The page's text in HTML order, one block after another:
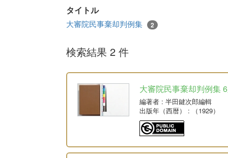
タイトル
大審院民事棄却判例集 2
検索結果 2 件
大審院民事棄却判例集
編著者 : 半田鍵次郎編輯
出版年（西暦）
: （1929）